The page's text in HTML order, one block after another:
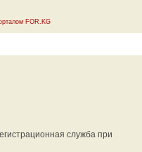
FOR.KG
служба при